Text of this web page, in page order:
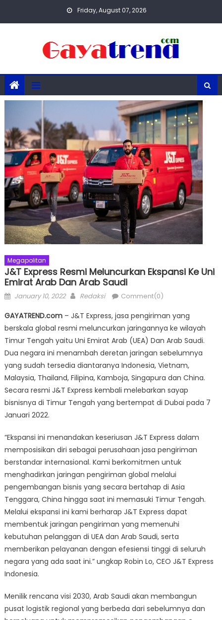
Friday, August 07, 2026
Megapolitan
J&T Express Resmi Meluncurkan Ekspansi Ke Uni
Emirat Arab Dan Arab Saudi
Posted
January 10, 2022 Author
Redaksi Comment(0)
GAYATREND.com– J&T Express, jasa pengiriman yang
berskala global resmi meluncurkan jaringannya ke wilayah
Timur Tengah yaitu Uni Emirat Arab (UEA) Dan Arab Saudi.
Dua negara ini menambah deretan jaringan sebelumnya
yang sudah tersedia diantaranya Indonesia, Vietnam,
Malaysia, Thailand, Filipina, Kamboja, Singapura dan China.
Secara resmi J&T Express kembali melebarkan sayap
bisnisnya di Timur Tengah yang bertempat di Dubai pada 7
Januari 2022.
“Ekspansi ini menandakan keseriusan J&T Express dalam
memposisikan diri sebagai perusahaan jasa pengiriman
berstandar internasional. Kami berkomitmen untuk
menghadirkan jaringan pengiriman global melalui
pengembangan bisnis yang secara bertahap di Asia
Tenggara, China hingga saat ini memasuki Timur Tengah.
Melalui ekspansi ini kami berharap J&T Express dapat
membentuk jaringan pengiriman yang memenuhi
kebutuhan pelanggan di UEA dan Arab Saudi, serta
memberikan pelayanan dengan efesiensi tinggi di seluruh
negara yang ada saat ini.” ungkap Robin Lo, CEO J&T Express
Indonesia.
Menilik rencana visi 2030, Arab Saudi akan membangun
pusat logistik regional yang berbeda dari sebelumnya dan